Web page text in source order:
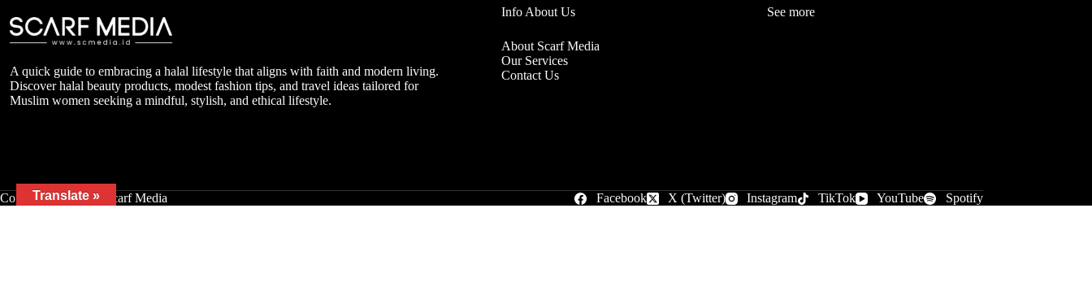
A quick guide to embracing a halal lifestyle that aligns with faith and modern living.
Discover halal beauty products, modest fashion tips, and travel ideas tailored for
Muslim women seeking a mindful, stylish, and ethical lifestyle.
Info About Us
About Scarf Media
Our Services
Contact Us
See more
Copyright © 2026 - Scarf Media Facebook X (Twitter) Instagram TikTok YouTube Spotify
Translate »